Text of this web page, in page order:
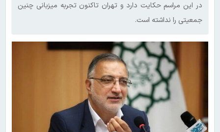
در این مراسم حکایت دارد و تهران تاکنون تجربه میزبانی چنین
جمعیتی را نداشته است.